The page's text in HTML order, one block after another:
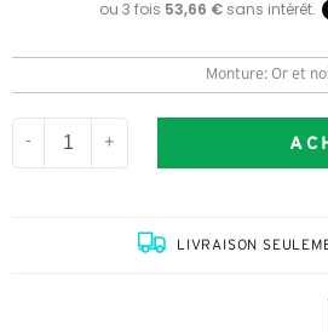
Monture: Or et
- +
LIVRAISON